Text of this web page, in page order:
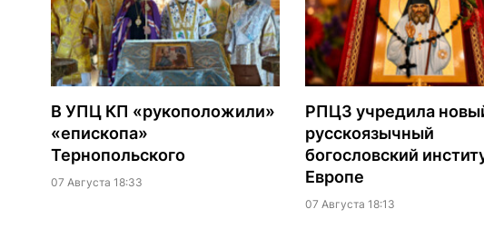
В УПЦ КП «рукоположили»
«епископа»
Тернопольского
07 Августа 18:33
РПЦЗ учредила
русскоязычный
богословский
Европе
07 Августа 18:13